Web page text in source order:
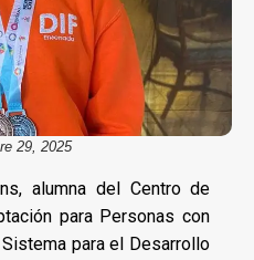
29, 2025
alumna del Centro de
para Personas con
para el Desarrollo